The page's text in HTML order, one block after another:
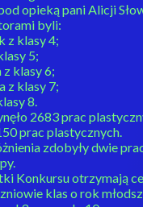
opieką pani Alicji
byli:
z klasy 4;
5;
klasy 6;
z klasy 7;
8.
2683 prac
prac plastycznych.
zdobyły dwie
Konkursu otrzymają
klas o rok